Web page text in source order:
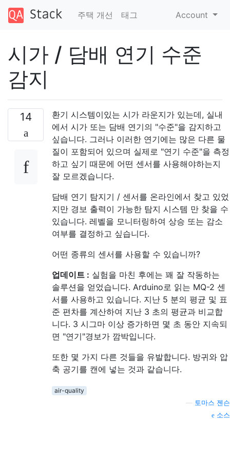
주택 개선 태그 Account
시가 / 담배 연기 수준
감지
14
환기 시스템이있는 시가 라운지가 있는데, 실내
에서 시가 또는 담배 연기의 "수준"을 감지하고
싶습니다. 그러나 이러한 연기에는 많은 다른 물
질이 포함되어 있으며 실제로 "연기 수준"을 측정
하고 싶기 때문에 어떤 센서를 사용해야하는지
잘 모르겠습니다.
담배 연기 탐지기 / 센서를 온라인에서 찾고 있었
지만 경보 출력이 가능한 탐지 시스템 만 찾을 수
있습니다. 레벨을 모니터링하여 상승 또는 감소
여부를 결정하고 싶습니다.
어떤 종류의 센서를 사용할 수 있습니까?
업데이트 : 실험을 마친 후에는 꽤 잘 작동하는
솔루션을 얻었습니다. Arduino로 읽는 MQ-2 센
서를 사용하고 있습니다. 지난 5 분의 평균 및 표
준 편차를 계산하여 지난 3 초의 평균과 비교합
니다. 3 시그마 이상 증가하면 몇 초 동안 지속되
면 "연기"경보가 깜박입니다.
또한 몇 가지 다른 것들을 유발합니다. 방귀와 압
축 공기를 캔에 넣는 것과 같습니다.
air-quality
토마스 젠슨
소스